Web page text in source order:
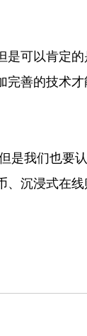
是可以肯定
善的技术
是我们也要
沉浸式在